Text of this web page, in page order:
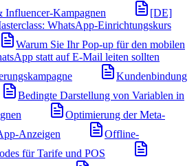
Kampagnen
[DE]
WhatsApp-Einrichtungskurs
Warum Sie Ihr Pop-up für den mobilen
statt auf E-Mail leiten sollten
Kundenbindung
Bedingte Darstellung von Variablen in
Optimierung der Meta-
Anzeigen
Offline-
für Tarife und POS